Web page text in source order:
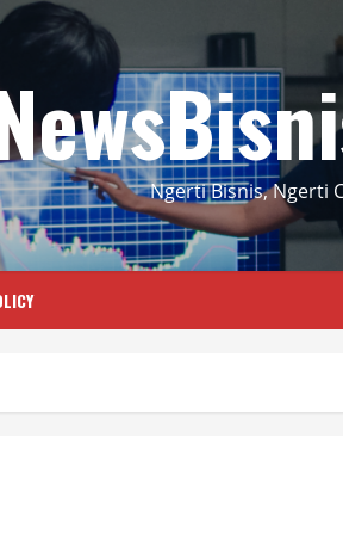
Ngerti Bisnis, Ngerti